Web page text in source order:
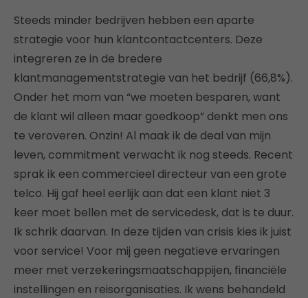
Steeds minder bedrijven hebben een aparte
strategie voor hun klantcontactcenters. Deze
integreren ze in de bredere
klantmanagementstrategie van het bedrijf (66,8%).
Onder het mom van “we moeten besparen, want
de klant wil alleen maar goedkoop” denkt men ons
te veroveren. Onzin! Al maak ik de deal van mijn
leven, commitment verwacht ik nog steeds. Recent
sprak ik een commercieel directeur van een grote
telco. Hij gaf heel eerlijk aan dat een klant niet 3
keer moet bellen met de servicedesk, dat is te duur.
Ik schrik daarvan. In deze tijden van crisis kies ik juist
voor service! Voor mij geen negatieve ervaringen
meer met verzekeringsmaatschappijen, financiële
instellingen en reisorganisaties. Ik wens behandeld